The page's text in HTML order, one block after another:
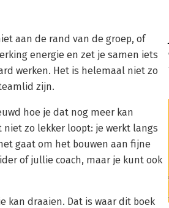
aan de rand van de groep, of
energie en zet je samen iets
werken. Het is helemaal niet zo
zijn.
hoe je dat nog meer kan
zo lekker loopt: je werkt langs
gaat om het bouwen aan fijne
of jullie coach, maar je kunt ook
kan draaien. Dat is waar dit boek